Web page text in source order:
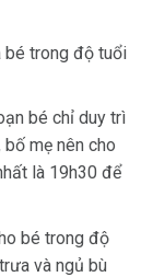
bé trong độ tuổi
bé chỉ duy trì
mẹ nên cho
là 19h30 để
bé trong độ
và ngủ bù